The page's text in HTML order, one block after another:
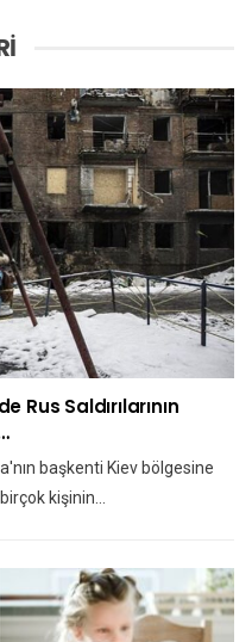
Rus Saldırılarının
başkenti Kiev bölgesine
kişinin…